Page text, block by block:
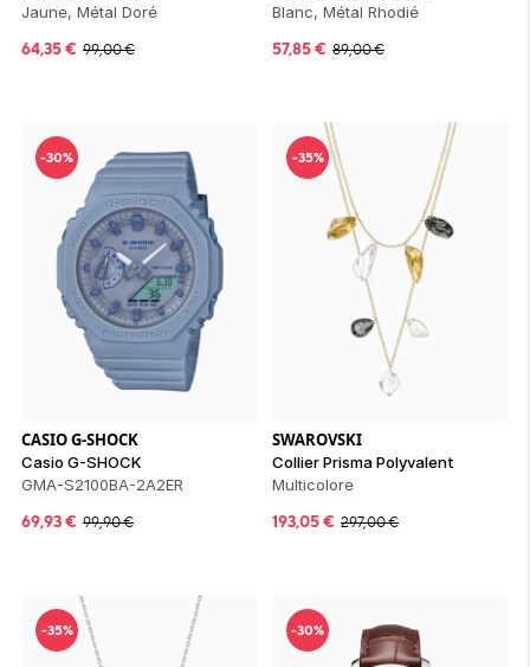
Jaune, Métal Doré
64,35€ 99,00€
Blanc, Métal Rhodié
57,85€ 89,00€
-30%
CASIO G-SHOCK
Casio G-SHOCK
GMA-S2100BA-2A2ER
69,93€ 99,90€
-35%
SWAROVSKI
Collier Prisma Polyvalent
Multicolore
193,05€ 297,00€
-35% -30%